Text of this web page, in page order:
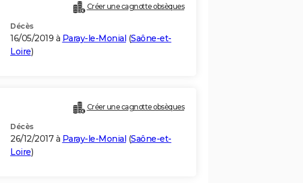
Créer une cagnotte obsèques
Décès
16/05/2019 à Paray-le-Monial (Saône-et-
Loire)
Créer une cagnotte obsèques
Décès
26/12/2017 à Paray-le-Monial (Saône-et-
Loire)